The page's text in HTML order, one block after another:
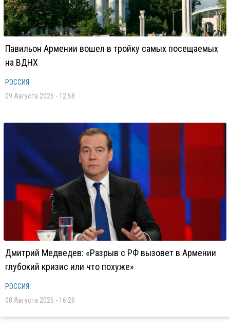
Павильон Армении вошел в тройку самых посещаемых
на ВДНХ
РОССИЯ
09 Августа 2026 - 12:58
Дмитрий Медведев: «Разрыв с РФ вызовет в Армении
глубокий кризис или что похуже»
РОССИЯ
08 Августа 2026 - 16:26